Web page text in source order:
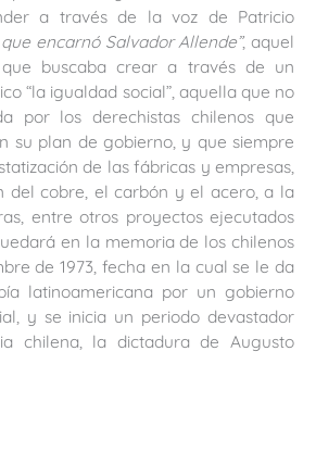
a través de la voz de Patricio
encarnó Salvador Allende”, aquel
buscaba crear a través de un
“la igualdad social”, aquella que no
por los derechistas chilenos que
su plan de gobierno, y que siempre
de las fábricas y empresas,
del cobre, el carbón y el acero, a la
entre otros proyectos ejecutados
en la memoria de los chilenos
de 1973, fecha en la cual se le da
latinoamericana por un gobierno
y se inicia un periodo devastador
chilena, la dictadura de Augusto